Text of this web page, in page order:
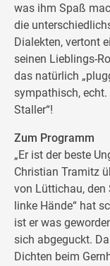
was ihm Spaß
die
Dialekten, vertont
seinen Lieblings-
das natürlich
sympathisch,
Staller“!
Zum Programm
„Er ist der beste
Christian Tramitz
von Lüttichau, den
linke Hände“ hat
ist er was
sich abgeguckt.
Dichten beim